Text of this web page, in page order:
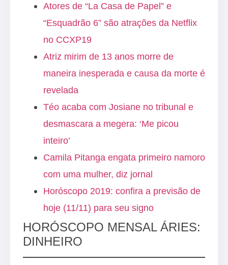
Atores de “La Casa de Papel” e
“Esquadrão 6” são atrações da Netflix
no CCXP19
Atriz mirim de 13 anos morre de
maneira inesperada e causa da morte é
revelada
Téo acaba com Josiane no tribunal e
desmascara a megera: ‘Me picou
inteiro’
Camila Pitanga engata primeiro namoro
com uma mulher, diz jornal
Horóscopo 2019: confira a previsão de
hoje (11/11) para seu signo
HORÓSCOPO MENSAL ÁRIES:
DINHEIRO